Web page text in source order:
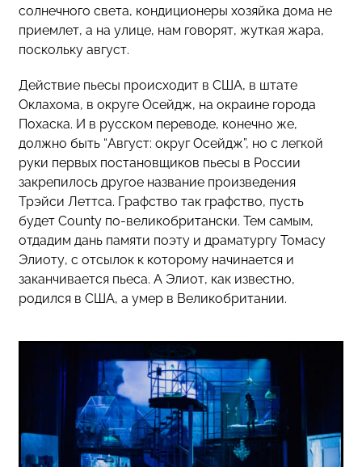
солнечного света, кондиционеры хозяйка дома не
приемлет, а на улице, нам говорят, жуткая жара,
поскольку август.
Действие пьесы происходит в США, в штате
Оклахома, в округе Осейдж, на окраине города
Похаска. И в русском переводе, конечно же,
должно быть “Август: округ Осейдж”, но с легкой
руки первых постановщиков пьесы в России
закрепилось другое название произведения
Трэйси Леттса. Графство так графство, пусть
будет County по-великобритански. Тем самым,
отдадим дань памяти поэту и драматургу Томасу
Элиоту, с отсылок к которому начинается и
заканчивается пьеса. А Элиот, как известно,
родился в США, а умер в Великобритании.